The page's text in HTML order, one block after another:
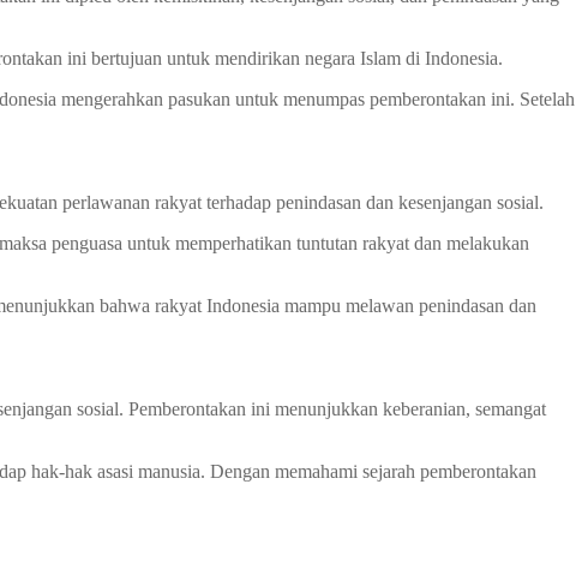
ini bertujuan untuk mendirikan negara Islam di Indonesia.
mengerahkan pasukan untuk menumpas pemberontakan ini. Setelah
perlawanan rakyat terhadap penindasan dan kesenjangan sosial.
penguasa untuk memperhatikan tuntutan rakyat dan melakukan
bahwa rakyat Indonesia mampu melawan penindasan dan
sosial. Pemberontakan ini menunjukkan keberanian, semangat
hak-hak asasi manusia. Dengan memahami sejarah pemberontakan